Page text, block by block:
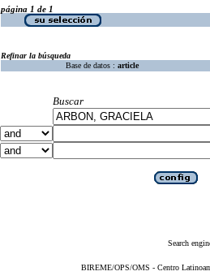
página 1 de 1
Refinar la búsqueda
Base de datos : article
Buscar
Search
BIREME/OPS/OMS - Centro